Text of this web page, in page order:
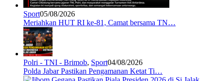
Sport05/08/2026
Meriahkan HUT RI ke-81, Camat bersama TN…
Polri - TNI - Brimob, Sport04/08/2026
Polda Jabar Pastikan Pengamanan Ketat Ti…